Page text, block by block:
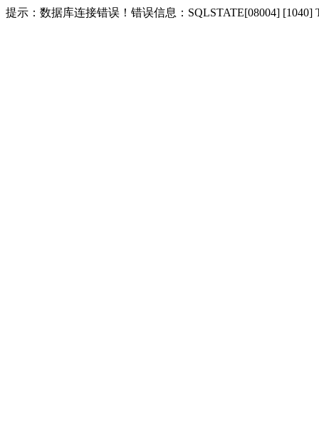
提示：数据库连接错误！错误信息：SQLSTATE[08004] [1040]